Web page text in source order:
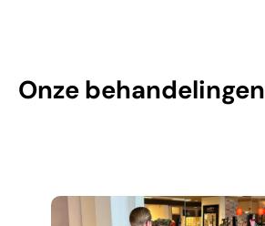
Onze behandelingen